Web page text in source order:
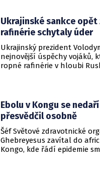
Ukrajinské sankce
rafinérie schytaly úder
Ukrajinský prezident
nejnovější úspěchy vojáků,
ropné rafinérie v hloubi
Ebolu v Kongu se
přesvědčil osobně
Šéf Světové zdravotnické
Ghebreyesus zavítal do
Kongo, kde řádí epidemie